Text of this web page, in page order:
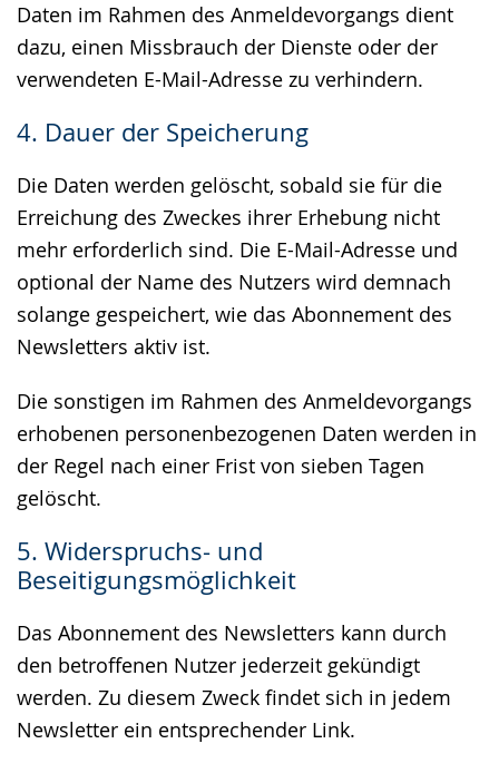
Daten im Rahmen des Anmeldevorgangs dient
dazu, einen Missbrauch der Dienste oder der
verwendeten E-Mail-Adresse zu verhindern.
4. Dauer der Speicherung
Die Daten werden gelöscht, sobald sie für die
Erreichung des Zweckes ihrer Erhebung nicht
mehr erforderlich sind. Die E-Mail-Adresse und
optional der Name des Nutzers wird demnach
solange gespeichert, wie das Abonnement des
Newsletters aktiv ist.
Die sonstigen im Rahmen des Anmeldevorgangs
erhobenen personenbezogenen Daten werden in
der Regel nach einer Frist von sieben Tagen
gelöscht.
5. Widerspruchs- und
Beseitigungsmöglichkeit
Das Abonnement des Newsletters kann durch
den betroffenen Nutzer jederzeit gekündigt
werden. Zu diesem Zweck findet sich in jedem
Newsletter ein entsprechender Link.